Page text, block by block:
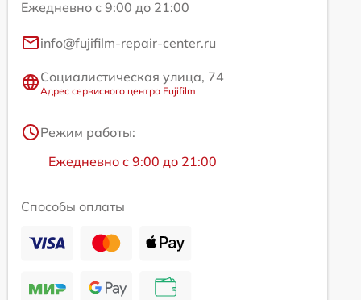
Ежедневно с 9:00 до 21:00
info@fujifilm-repair-center.ru
Социалистическая улица, 74
Адрес сервисного центра Fujifilm
Режим работы:
Ежедневно с 9:00 до 21:00
Способы оплаты